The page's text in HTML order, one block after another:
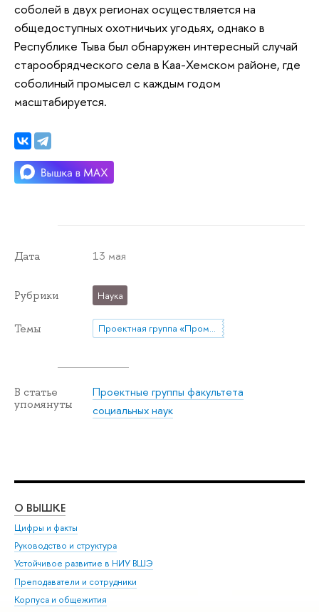
соболей в двух регионах осуществляется на
общедоступных охотничьих угодьях, однако в
Республике Тыва был обнаружен интересный случай
старообрядческого села в Каа-Хемском районе, где
соболиный промысел с каждым годом
масштабируется.
Дата 13 мая
Рубрики Наука
Темы Проектная группа «Промысловая охота в современной России»
В статье
упомянуты
Проектные группы факультета
социальных наук
О ВЫШКЕ
Цифры и факты
Руководство и структура
Устойчивое развитие в НИУ ВШЭ
Преподаватели и сотрудники
Корпуса и общежития